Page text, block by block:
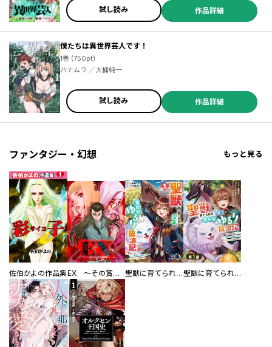
試し読み 作品詳細
僕たちは異世界芸人です！
1巻 (750pt)
ハナムラ ／大桶純一
試し読み 作品詳細
ファンタジー・幻想 もっと見る
佐伯かよの作品集 EX ～その賞金稼ぎは、世界の出口を探す～【単行本版】 聖獣に育てられた少年の異世界ゆるり放浪記～神様からもらったチート魔法で、仲間たちとスローライフを満喫中～ 聖獣に育てられた少年の異世界ゆるり放浪記～神様からもらったチート魔法で、仲間たちとスローライフを満喫中～【分冊版】